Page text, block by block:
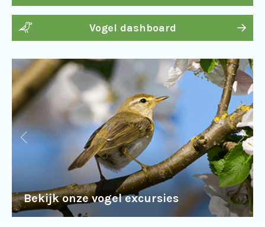
Vogel dashboard
Bekijk onze vogel excursies